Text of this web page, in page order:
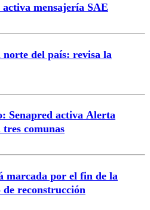
mensajería SAE
norte del país: revisa la
Senapred activa Alerta
comunas
marcada por el fin de la
reconstrucción